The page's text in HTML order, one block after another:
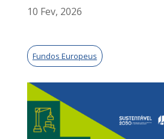
10 Fev, 2026
Fundos Europeus